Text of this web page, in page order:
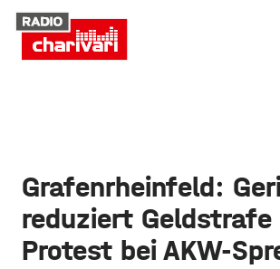
Grafenrheinfeld:
reduziert Geldstrafe
Protest bei AKW-